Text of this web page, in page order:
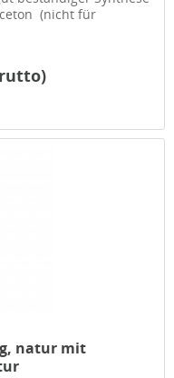
(nicht für
g, natur mit